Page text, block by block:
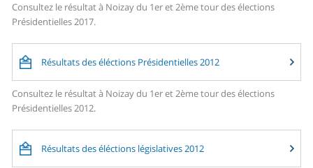
Consultez le résultat à Noizay du 1er et 2ème tour des élections
Présidentielles 2017.
Résultats des éléctions Présidentielles 2012
Consultez le résultat à Noizay du 1er et 2ème tour des élections
Présidentielles 2012.
Résultats des éléctions législatives 2012